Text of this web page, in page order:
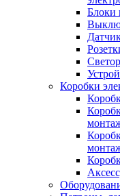
Блоки
Коробки